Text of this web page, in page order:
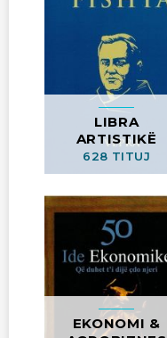
LIBRA
ARTISTIKË
628 TITUJ
EKONOMI &